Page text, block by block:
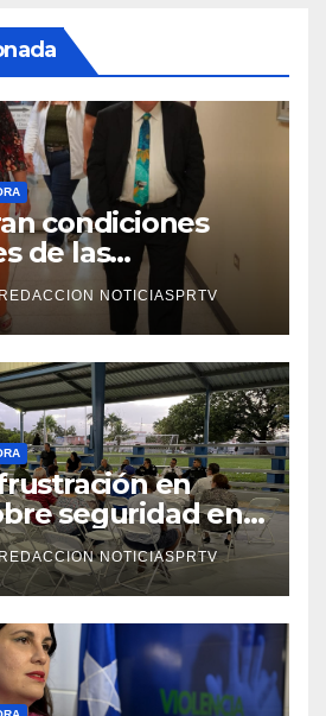
condiciones
de las
el Departamento
en Mayagüez
REDACCION NOTICIASPRTV
en
seguridad en
REDACCION NOTICIASPRTV